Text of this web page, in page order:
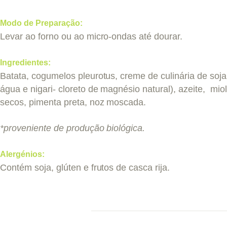
Modo de Preparação:
Levar ao forno ou ao micro-ondas até dourar.
Ingredientes:
Batata, cogumelos pleurotus, creme de culinária de
água e nigari- cloreto de magnésio natural), azeite,
secos, pimenta preta, noz moscada.
*proveniente de produção biológica.
Alergénios:
Contém soja, glúten e frutos de casca rija.